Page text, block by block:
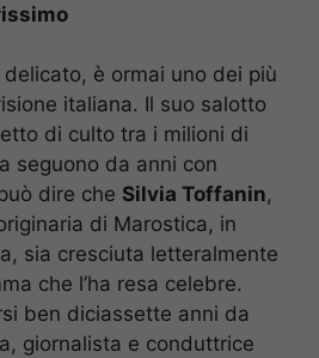
è ormai uno dei più
italiana. Il suo salotto
di culto tra i milioni di
seguono da anni con
dire che Silvia Toffanin,
di Marostica, in
sia cresciuta letteralmente
che l’ha resa celebre.
ben diciassette anni da
giornalista e conduttrice